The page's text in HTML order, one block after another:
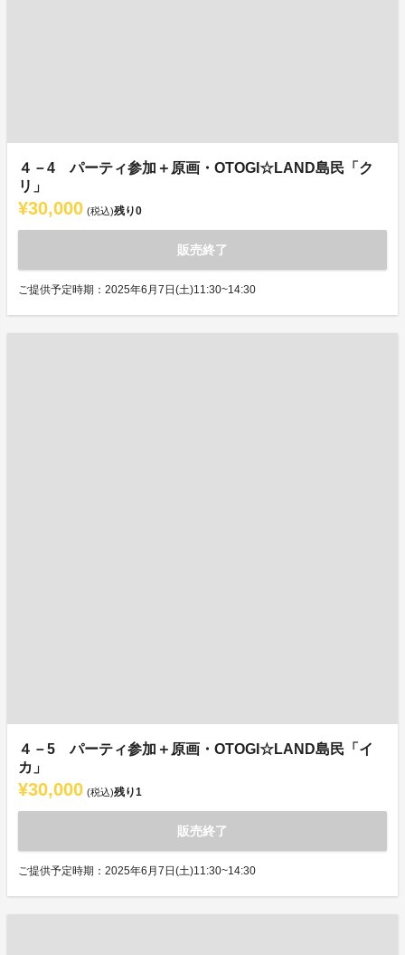
４－4 パーティ参加＋原画・OTOGI☆LAND島民「ク
リ」
¥30,000 (税込)残り0
販売終了
ご提供予定時期：2025年6月7日(土)11:30~14:30
４－5 パーティ参加＋原画・OTOGI☆LAND島民「イ
カ」
¥30,000 (税込)残り1
販売終了
ご提供予定時期：2025年6月7日(土)11:30~14:30